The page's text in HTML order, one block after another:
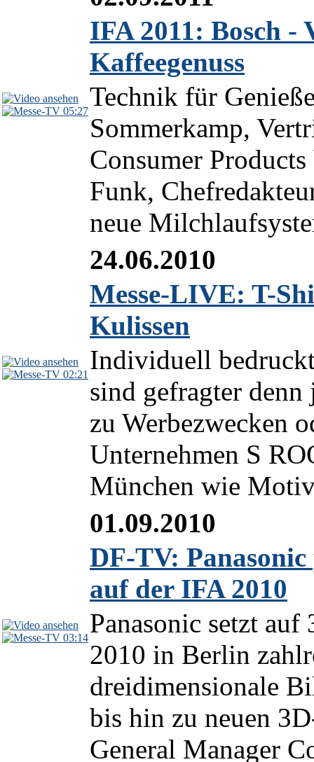
05:27
IFA 2011: Bosch -
Kaffeegenuss
Technik für
Sommerkamp,
Consumer
Funk,
neue
02:21
24.06.2010
Messe-LIVE: T-
Kulissen
Individuell
sind gefragter
zu Werbezwecken
Unternehmen S
München wie
03:14
01.09.2010
DF-TV:
auf der IFA 2010
Panasonic setzt
2010 in Berlin
dreidimensionale
bis hin zu neuen
General Manager